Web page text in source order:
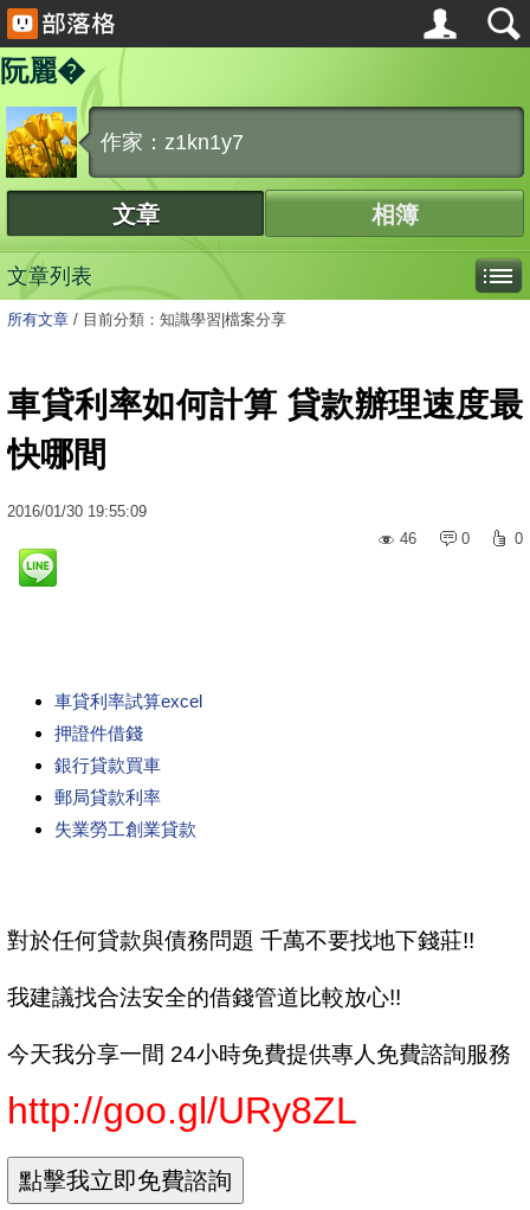
阮麗�
作家：z1kn1y7
文章 相簿
文章列表
所有文章 / 目前分類：知識學習|檔案分享
車貸利率如何計算 貸款辦理速度最
快哪間
2016/01/30 19:55:09
46
0 0
車貸利率試算excel
押證件借錢
銀行貸款買車
郵局貸款利率
失業勞工創業貸款
對於任何貸款與債務問題 千萬不要找地下錢莊!!
我建議找合法安全的借錢管道比較放心!!
今天我分享一間 24小時免費提供專人免費諮詢服務
http://goo.gl/URy8ZL